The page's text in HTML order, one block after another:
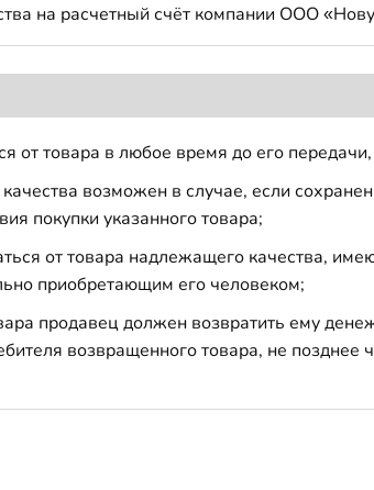
на расчетный счёт компании ООО
от товара в любое время до его
возможен в случае, если
покупки указанного товара;
от товара надлежащего качества,
приобретающим его человеком;
продавец должен возвратить ему
возвращенного товара, не